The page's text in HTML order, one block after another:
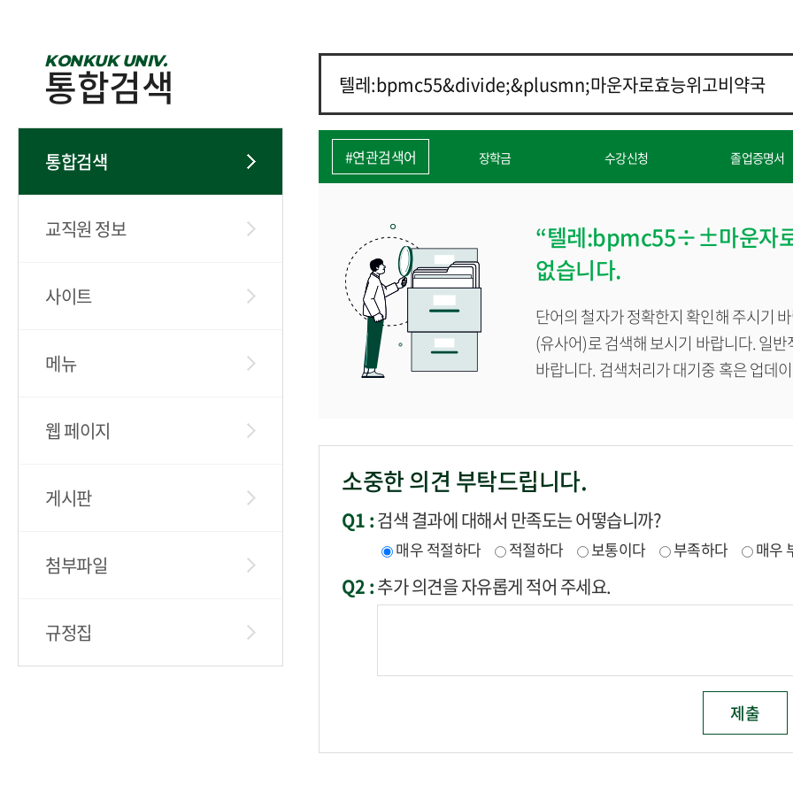
KONKUK UNIV.
통합검색
통합검색
교직원 정보
사이트
메뉴
웹 페이지
게시판
첨부파일
규정집
#연관검색어 장학금 수강신청 졸업증명서
“텔레:bpmc55÷±마운자로
없습니다.
단어의 철자가 정확한지 확인해 주시기
(유사어)로 검색해 보시기 바랍니다. 일
바랍니다. 검색처리가 대기중 혹은 업데
소중한 의견 부탁드립니다.
Q1 :검색 결과에 대해서 만족도는 어떻습니까?
매우 적절하다 적절하다 보통이다 부족하다 매우
Q2 :추가 의견을 자유롭게 적어 주세요.
제출